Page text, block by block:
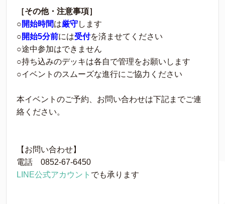
［その他・注意事項］
○開始時間は厳守します
○開始5分前には受付を済ませてください
○途中参加はできません
○持ち込みのデッキは各自で管理をお願いします
○イベントのスムーズな進行にご協力ください
本イベントのご予約、お問い合わせは下記までご連
絡ください。
【お問い合わせ】
電話 0852-67-6450
LINE公式アカウント でも承ります